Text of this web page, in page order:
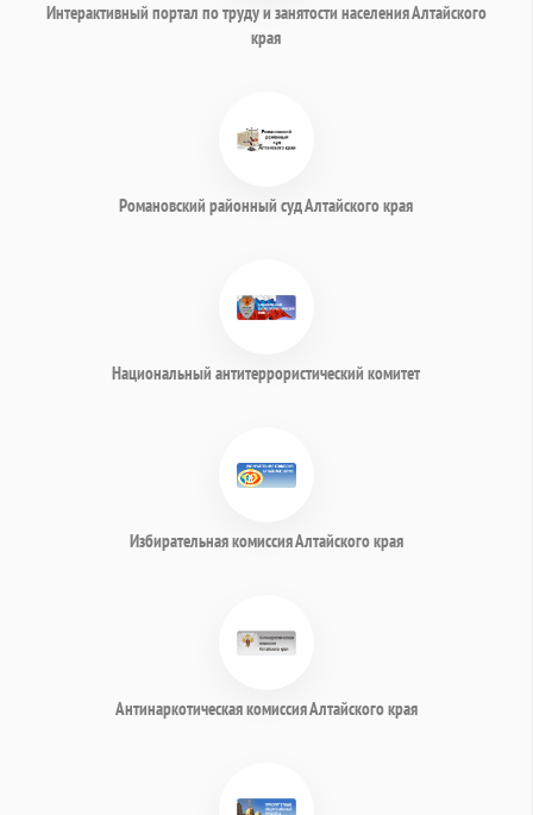
Интерактивный портал по труду и занятости населения Алтайского
края
Романовский районный суд Алтайского края
Национальный антитеррористический комитет
Избирательная комиссия Алтайского края
Антинаркотическая комиссия Алтайского края